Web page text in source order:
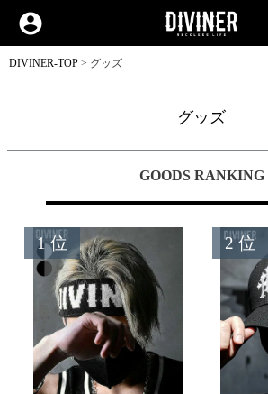
account_circle
DIVINER-TOP グッズ
グッズ
GOODS RANKING